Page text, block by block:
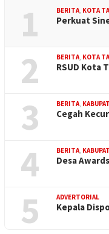
1 BERITA, KOTA
Perkuat
2 BERITA, KOTA
RSUD Kota
3 BERITA,
Cegah
4 BERITA,
Desa
5 ADVERTORIAL
Kepala